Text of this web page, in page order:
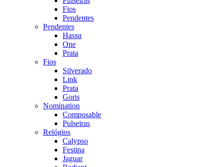
Fios
Pendentes
Pendentes
Hassu
One
Prata
Fios
Silverado
Link
Prata
Goris
Nomination
Composable
Pulseiras
Relógios
Calypso
Festina
Jaguar